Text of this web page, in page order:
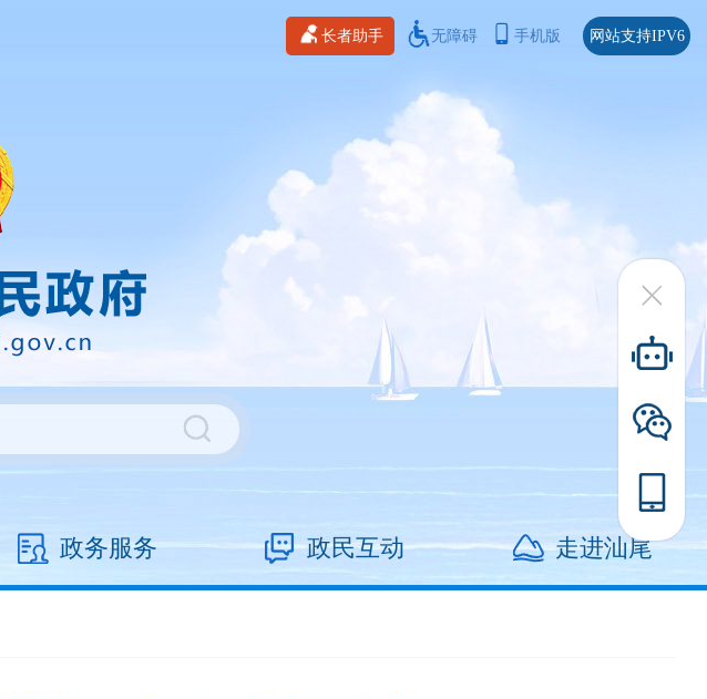
长者助手 无障碍 手机版 网站支持IPV6
政务服务 政民互动 走进汕尾